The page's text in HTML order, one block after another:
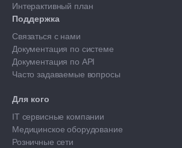
Интерактивный план
Поддержка
Связаться с нами
Документация по системе
Документация по API
Часто задаваемые вопросы
Для кого
IT сервисные компании
Медицинское оборудование
Розничные сети